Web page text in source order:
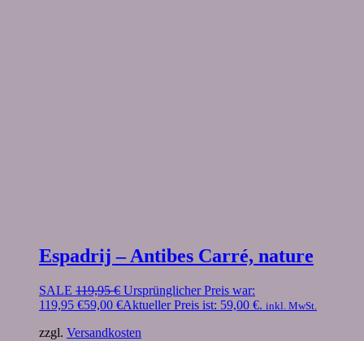
Espadrij – Antibes Carré, nature
SALE 119,95€ Ursprünglicher Preis war:
119,95 €59,00 €Aktueller Preis ist: 59,00 €. inkl. MwSt.
zzgl. Versandkosten